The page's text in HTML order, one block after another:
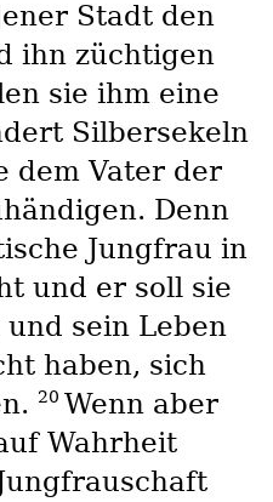
Stadt den
ihn züchtigen
sie ihm eine
Silbersekeln
dem Vater der
Denn
Jungfrau in
und er soll sie
sein Leben
haben, sich
20 Wenn aber
Wahrheit